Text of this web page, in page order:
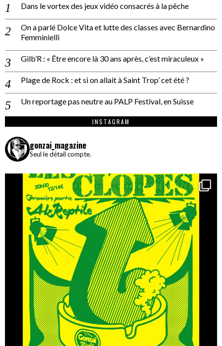
Dans le vortex des jeux vidéo consacrés à la pêche
On a parlé Dolce Vita et lutte des classes avec Bernardino
Femminielli
Gilb’R : « Être encore là 30 ans après, c’est miraculeux »
Plage de Rock : et si on allait à Saint Trop’ cet été ?
Un reportage pas neutre au PALP Festival, en Suisse
INSTAGRAM
gonzai_magazine
Seul le détail compte.